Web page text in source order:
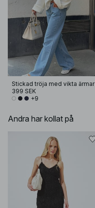
Stickad tröja med vikta ärmar
399 SEK
+9
Andra har kollat på